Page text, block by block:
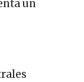
un